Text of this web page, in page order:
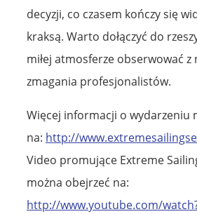
decyzji, co czasem kończy się
kraksą. Warto dołączyć do
miłej atmosferze obserwować z
zmagania profesjonalistów.
Więcej informacji o wydarzeniu
na: http://
Video promujące Extreme
można obejrzeć na:
http://www.youtube.com/